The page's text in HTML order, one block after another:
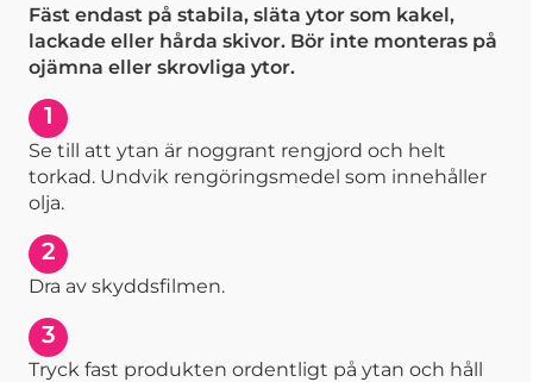
Fäst endast på stabila, släta ytor som kakel,
lackade eller hårda skivor. Bör inte monteras på
ojämna eller skrovliga ytor.
1
Se till att ytan är noggrant rengjord och helt
torkad. Undvik rengöringsmedel som innehåller
olja.
2
Dra av skyddsfilmen.
3
Tryck fast produkten ordentligt på ytan och håll